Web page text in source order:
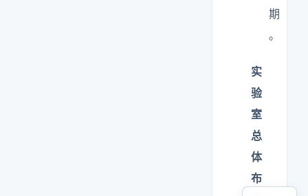
期
。
实
验
室
总
体
布